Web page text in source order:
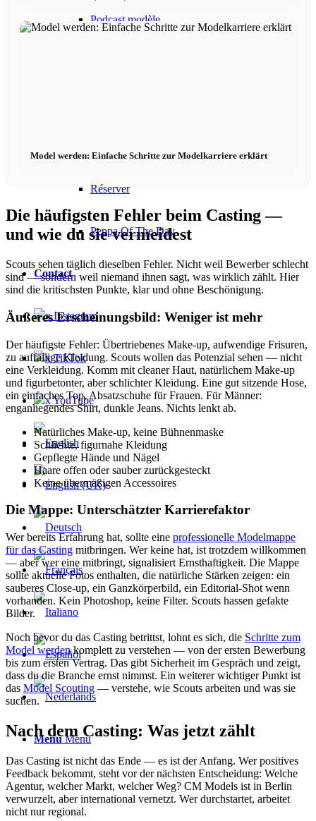
Podcast modèle
Réserver
Peppa Of The Day
Contact
x Instagram
x TikTok
x YouTube
Menu Menu
Model werden: Einfache Schritte zur Modelkarriere erklärt
Die häufigsten Fehler beim Casting —
und wie du sie vermeidest
Scouts sehen täglich dieselben Fehler. Nicht weil Bewerber schlecht
sind — sondern weil niemand ihnen sagt, was wirklich zählt. Hier
sind die kritischsten Punkte, klar und ohne Beschönigung.
Äußeres Erscheinungsbild: Weniger ist mehr
Der häufigste Fehler: Übertriebenes Make-up, aufwendige Frisuren,
zu auffällige Kleidung. Scouts wollen das Potenzial sehen — nicht
eine Verkleidung. Komm mit cleaner Haut, natürlichem Make-up
und figurbetonter, aber schlichter Kleidung. Eine gut sitzende Hose,
ein einfaches Top, Absatzschuhe für Frauen. Für Männer:
enganliegendes Shirt, dunkle Jeans. Nichts lenkt ab.
Natürliches Make-up, keine Bühnenmaske
Schlichte, figurnahe Kleidung
Gepflegte Hände und Nägel
Haare offen oder sauber zurückgesteckt
Keine übermäßigen Accessoires
Die Mappe: Unterschätzter Karrierefaktor
Wer bereits Erfahrung hat, sollte eine professionelle Modelmappe
für das Casting mitbringen. Wer keine hat, ist trotzdem willkommen
— aber wer eine mitbringt, signalisiert Ernsthaftigkeit. Die Mappe
sollte aktuelle Fotos enthalten, die natürliche Stärken zeigen: ein
sauberes Close-up, ein Ganzkörperbild, ein Editorial-Shot wenn
vorhanden. Kein Photoshop, keine Filter. Scouts hassen gefakte
Bilder.
Noch bevor du das Casting betrittst, lohnt es sich, die Schritte zum
Model werdenkomplett zu verstehen — von der ersten Bewerbung
bis zum ersten Vertrag. Das gibt Sicherheit im Gespräch und zeigt,
dass du die Branche ernst nimmst. Ein weiterer wichtiger Punkt ist
das Model Scouting — verstehe, wie Scouts arbeiten und was sie
suchen.
Nach dem Casting: Was jetzt zählt
Das Casting ist nicht das Ende — es ist der Anfang. Wer positives
Feedback bekommt, steht vor der nächsten Entscheidung: Welche
Agentur, welcher Markt, welcher Weg? CM Models ist in Berlin
verwurzelt, aber international vernetzt. Wer durchstartet, arbeitet
nicht nur regional.